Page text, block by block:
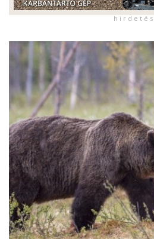
h i r d e t é s